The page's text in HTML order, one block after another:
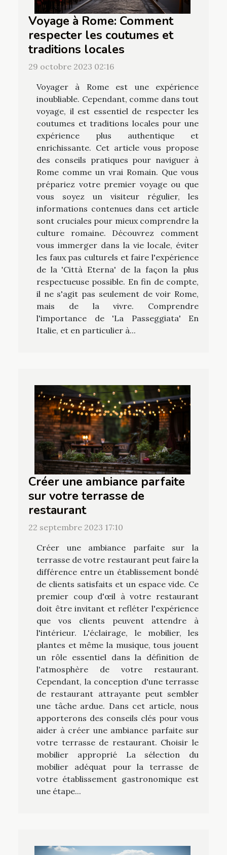
Voyage à Rome: Comment
respecter les coutumes et
traditions locales
29 octobre 2023 02:16
Voyager à Rome est une expérience
inoubliable. Cependant, comme dans tout
voyage, il est essentiel de respecter les
coutumes et traditions locales pour une
expérience plus authentique et
enrichissante. Cet article vous propose
des conseils pratiques pour naviguer à
Rome comme un vrai Romain. Que vous
prépariez votre premier voyage ou que
vous soyez un visiteur régulier, les
informations contenues dans cet article
sont cruciales pour mieux comprendre la
culture romaine. Découvrez comment
vous immerger dans la vie locale, éviter
les faux pas culturels et faire l'expérience
de la 'Città Eterna' de la façon la plus
respectueuse possible. En fin de compte,
il ne s'agit pas seulement de voir Rome,
mais de la vivre. Comprendre
l'importance de 'La Passeggiata' En
Italie, et en particulier à...
Créer une ambiance parfaite
sur votre terrasse de
restaurant
22 septembre 2023 17:10
Créer une ambiance parfaite sur la
terrasse de votre restaurant peut faire la
différence entre un établissement bondé
de clients satisfaits et un espace vide. Ce
premier coup d'œil à votre restaurant
doit être invitant et refléter l'expérience
que vos clients peuvent attendre à
l'intérieur. L'éclairage, le mobilier, les
plantes et même la musique, tous jouent
un rôle essentiel dans la définition de
l'atmosphère de votre restaurant.
Cependant, la conception d'une terrasse
de restaurant attrayante peut sembler
une tâche ardue. Dans cet article, nous
apporterons des conseils clés pour vous
aider à créer une ambiance parfaite sur
votre terrasse de restaurant. Choisir le
mobilier approprié La sélection du
mobilier adéquat pour la terrasse de
votre établissement gastronomique est
une étape...